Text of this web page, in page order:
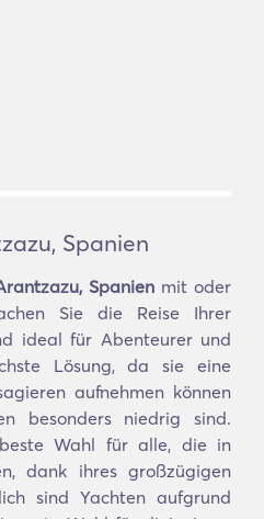
Spanien
Spanien mit oder
Sie die Reise Ihrer
ideal für Abenteurer und
Lösung, da sie eine
aufnehmen können
besonders niedrig sind.
Wahl für alle, die in
dank ihres großzügigen
sind Yachten aufgrund